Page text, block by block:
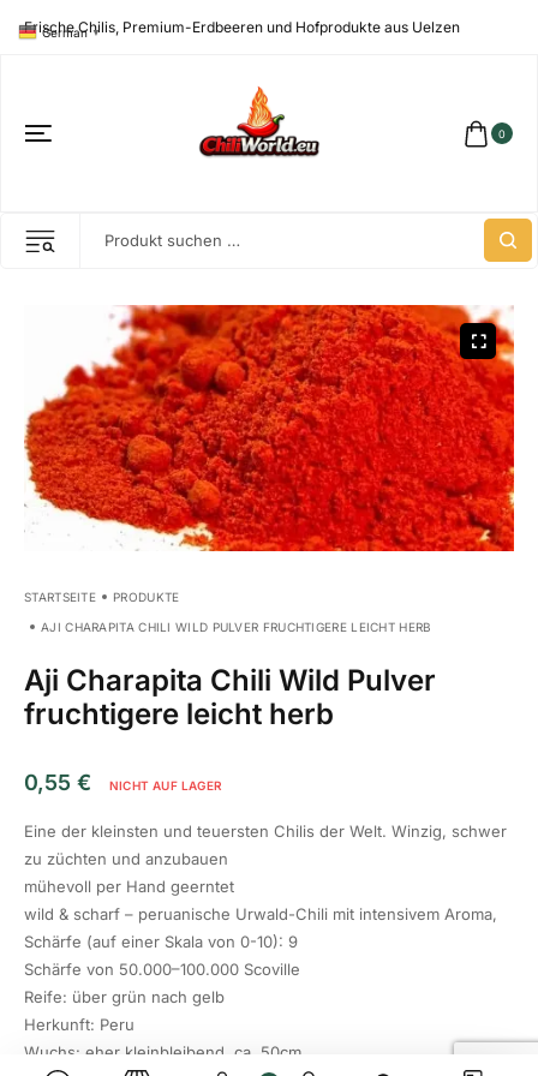
Frische Chilis, Premium-Erdbeeren und Hofprodukte aus Uelzen
0
STARTSEITE PRODUKTE
AJI CHARAPITA CHILI WILD PULVER FRUCHTIGERE LEICHT HERB
Aji Charapita Chili Wild Pulver
fruchtigere leicht herb
0,55 € NICHT AUF LAGER
Eine der kleinsten und teuersten Chilis der Welt. Winzig, schwer
zu züchten und anzubauen
mühevoll per Hand geerntet
wild & scharf – peruanische Urwald-Chili mit intensivem Aroma,
Schärfe (auf einer Skala von 0-10): 9
Schärfe von 50.000–100.000 Scoville
Reife: über grün nach gelb
Herkunft: Peru
Wuchs: eher kleinbleibend, ca. 50cm
German ▼